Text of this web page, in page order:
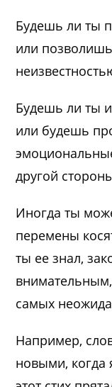
Будешь ли ты
или
Будешь ли ты
или будешь
другой
Иногда ты
перемены
ты ее знал,
самых
Например,
новыми, когда